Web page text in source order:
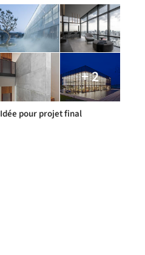
+ 2
Idée pour projet final